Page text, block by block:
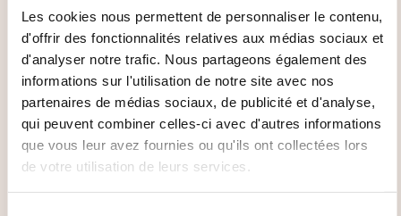
Les cookies nous permettent de personnaliser le contenu,
d'offrir des fonctionnalités relatives aux médias sociaux et
d'analyser notre trafic. Nous partageons également des
informations sur l'utilisation de notre site avec nos
partenaires de médias sociaux, de publicité et d'analyse,
qui peuvent combiner celles-ci avec d'autres informations
que vous leur avez fournies ou qu'ils ont collectées lors
de votre utilisation de leurs services.
Cours basés sur des exemples industriels
Exercices pratiques
Echange avec les participants
Support de cours
Animation en Français / Anglais
COMMENT L’ÉVALUATION EST-